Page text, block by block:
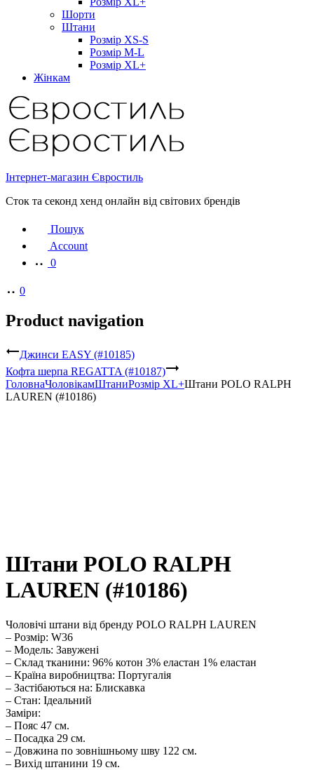
Шорти
Штани
Розмір XS-S
Розмір M-L
Розмір XL+
Жінкам
Інтернет-магазин Євростиль
Сток та секонд хенд онлайн від світових брендів
Пошук
Account
0
0
Product navigation
Джинси EASY (#10185)
Кофта шерпа REGATTA (#10187)
ГоловнаЧоловікамШтаниРозмір XL+Штани POLO RALPH
LAUREN (#10186)
Штани POLO RALPH
LAUREN (#10186)
Чоловічі штани від бренду POLO RALPH LAUREN
– Розмір: W36
– Модель: Завужені
– Склад тканини: 96% котон 3% еластан 1% еластан
– Країна виробництва: Португалія
– Застібаються на: Блискавка
– Стан: Ідеальний
Заміри:
– Пояс 47 см.
– Посадка 29 см.
– Довжина по зовнішньому шву 122 см.
– Вихід штанини 19 см.